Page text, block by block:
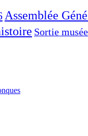
Assemblée
Sortie musée